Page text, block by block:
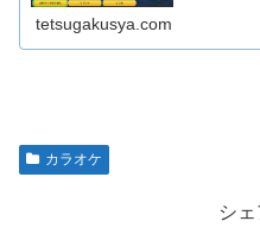
tetsugakusya.com
カラオケ
シ